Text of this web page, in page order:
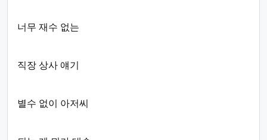
너무 재수 없는
직장 상사 얘기
별수 없이 아저씨